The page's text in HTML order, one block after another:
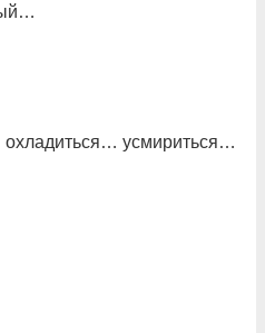
усмириться…